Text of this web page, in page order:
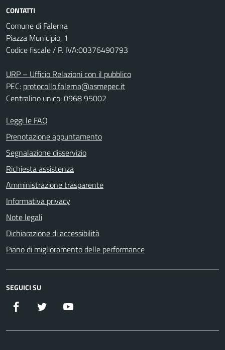
CONTATTI
Comune di Falerna
Piazza Municipio, 1
Codice fiscale / P. IVA:00376490793
URP – Ufficio Relazioni con il pubblico
PEC: protocollo.falerna@asmepec.it
Centralino unico: 0968 95002
Leggi le FAQ
Prenotazione appuntamento
Segnalazione disservizio
Richiesta assistenza
Amministrazione trasparente
Informativa privacy
Note legali
Dichiarazione di accessibilità
Piano di miglioramento delle performance
SEGUICI SU
Facebook Twitter